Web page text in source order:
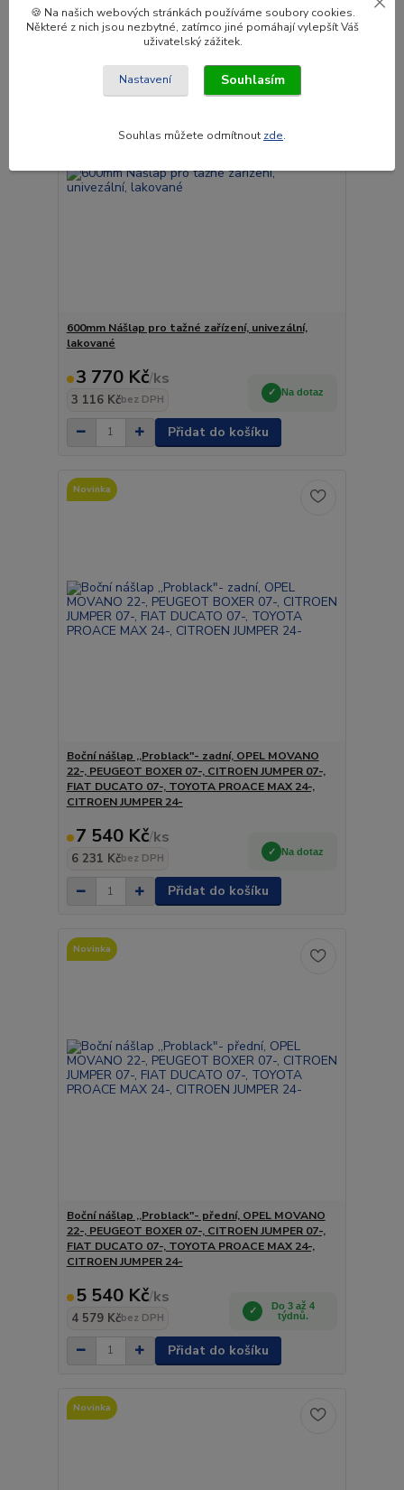
600mm Nášlap pro tažné zařízení, univezální,
lakované
3 770 Kč/ks
3 116 Kčbez DPH
Na dotaz
Přidat do košíku
Novinka
Boční nášlap ,,Problack"- zadní, OPEL MOVANO
22-, PEUGEOT BOXER 07-, CITROEN JUMPER 07-,
FIAT DUCATO 07-, TOYOTA PROACE MAX 24-,
CITROEN JUMPER 24-
7 540 Kč/ks
6 231 Kčbez DPH
Na dotaz
Přidat do košíku
Novinka
Boční nášlap ,,Problack"- přední, OPEL MOVANO
22-, PEUGEOT BOXER 07-, CITROEN JUMPER 07-,
FIAT DUCATO 07-, TOYOTA PROACE MAX 24-,
CITROEN JUMPER 24-
5 540 Kč/ks
4 579 Kčbez DPH
Do 3 až 4
týdnů.
Přidat do košíku
Novinka
🍪 Na našich webových stránkách používáme soubory cookies.
Některé z nich jsou nezbytné, zatímco jiné pomáhají vylepšít Váš
uživatelský zážitek.
Nastavení Souhlasím
Souhlas můžete odmítnout zde.